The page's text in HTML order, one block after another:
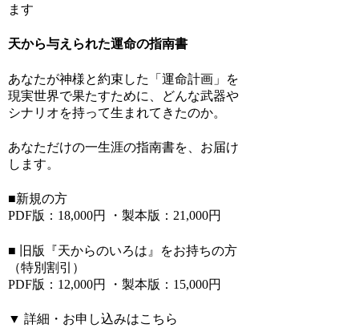
ます
天から与えられた運命の指南書
あなたが神様と約束した「運命計画」を
現実世界で果たすために、どんな武器や
シナリオを持って生まれてきたのか。
あなただけの一生涯の指南書を、お届け
します。
■新規の方
PDF版：18,000円 ・製本版：21,000円
■ 旧版『天からのいろは』をお持ちの方
（特別割引）
PDF版：12,000円 ・製本版：15,000円
▼ 詳細・お申し込みはこちら